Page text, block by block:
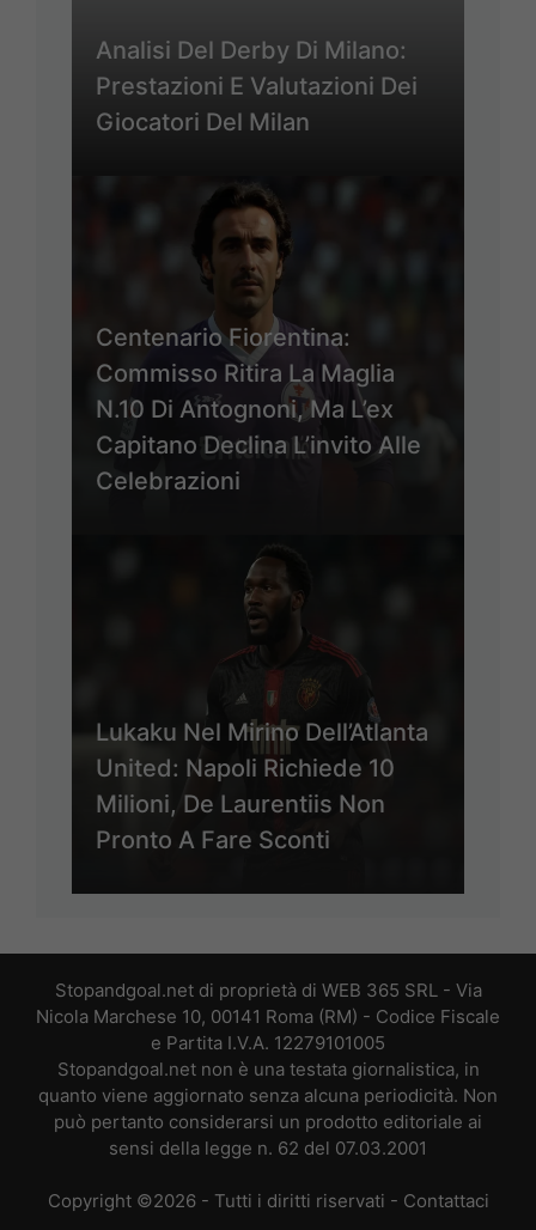
Analisi Del Derby Di Milano:
Prestazioni E Valutazioni Dei
Giocatori Del Milan
Centenario Fiorentina:
Commisso Ritira La Maglia
N.10 Di Antognoni, Ma L’ex
Capitano Declina L’invito Alle
Celebrazioni
Lukaku Nel Mirino Dell’Atlanta
United: Napoli Richiede 10
Milioni, De Laurentiis Non
Pronto A Fare Sconti
Stopandgoal.net di proprietà di WEB 365 SRL - Via
Nicola Marchese 10, 00141 Roma (RM) - Codice Fiscale
e Partita I.V.A. 12279101005
Stopandgoal.net non è una testata giornalistica, in
quanto viene aggiornato senza alcuna periodicità. Non
può pertanto considerarsi un prodotto editoriale ai
sensi della legge n. 62 del 07.03.2001
Copyright ©2026 - Tutti i diritti riservati - Contattaci